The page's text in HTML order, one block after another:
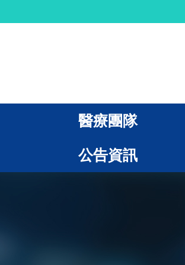
醫療團隊
公告資訊